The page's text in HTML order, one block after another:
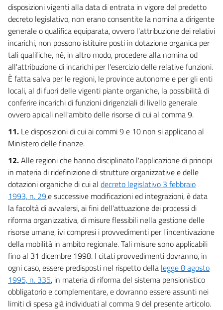
disposizioni vigenti alla data di entrata in vigore del predetto
decreto legislativo, non erano consentite la nomina a dirigente
generale o qualifica equiparata, ovvero l'attribuzione dei relativi
incarichi, non possono istituire posti in dotazione organica per
tali qualifiche, né, in altro modo, procedere alla nomina od
all'attribuzione di incarichi per l'esercizio delle relative funzioni.
È fatta salva per le regioni, le province autonome e per gli enti
locali, al di fuori delle vigenti piante organiche, la possibilità di
conferire incarichi di funzioni dirigenziali di livello generale
ovvero apicali nell'ambito delle risorse di cui al comma 9.
11. Le disposizioni di cui ai commi 9 e 10 non si applicano al
Ministero delle finanze.
12.Alle regioni che hanno disciplinato l'applicazione di principi
in materia di ridefinizione di strutture organizzative e delle
dotazioni organiche di cui al decreto legislativo 3 febbraio
1993, n. 29,e successive modificazioni ed integrazioni, è data
la facoltà di avvalersi, ai fini dell'attuazione dei processi di
riforma organizzativa, di misure flessibili nella gestione delle
risorse umane, ivi compresi i provvedimenti per l'incentivazione
della mobilità in ambito regionale. Tali misure sono applicabili
fino al 31 dicembre 1998. I citati provvedimenti dovranno, in
ogni caso, essere predisposti nel rispetto della legge 8 agosto
1995, n. 335, in materia di riforma del sistema pensionistico
obbligatorio e complementare, e dovranno essere assunti nei
limiti di spesa già individuati al comma 9 del presente articolo.